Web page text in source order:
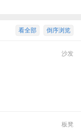
倒序浏览
看全部
沙发
板凳